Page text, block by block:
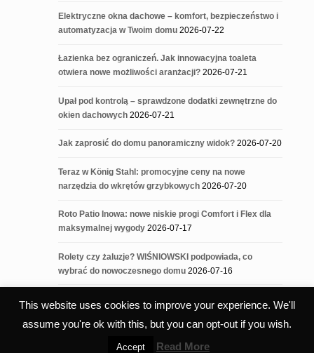
Elektryczne okna dachowe – komfort, bezpieczeństwo i
automatyzacja w Twoim domu 2026-07-22
Łazienka bez ograniczeń. Jak innowacyjna toaleta
otwiera nowe możliwości aranżacji? 2026-07-21
Upał pod kontrolą – sprawdzone dodatki zewnętrzne do
okien dachowych 2026-07-21
Jak zaprosić do domu panoramiczny widok? 2026-07-20
Teraz w König Stahl: promocyjne ceny na nowe
narzędzia do wkrętów grzybkowych 2026-07-20
Roto Patio Inowa: nowe niskie progi Comfort i Flex dla
maksymalnej wygody 2026-07-17
Rolety czy żaluzje? WIŚNIOWSKI podpowiada, co
wybrać do nowoczesnego domu 2026-07-16
This website uses cookies to improve your experience. We'll
assume you're ok with this, but you can opt-out if you wish.
Accept Read More